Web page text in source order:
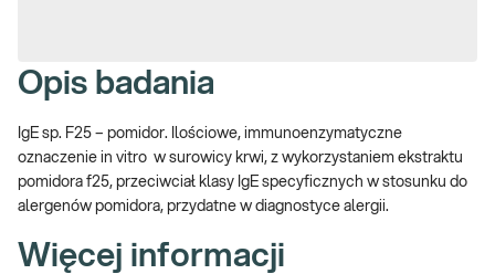
Opis badania
IgE sp. F25 – pomidor. Ilościowe, immunoenzymatyczne
oznaczenie in vitro w surowicy krwi, z wykorzystaniem ekstraktu
pomidora f25, przeciwciał klasy IgE specyficznych w stosunku do
alergenów pomidora, przydatne w diagnostyce alergii.
Więcej informacji